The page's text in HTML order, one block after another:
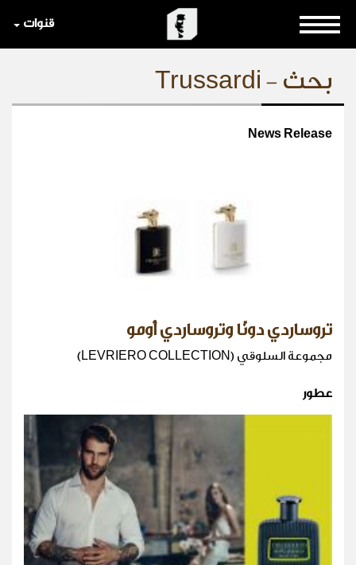
قنوات
بحث - Trussardi
News Release
تروساردي دونّا وتروساردي أومو
مجموعة السلوقي (LEVRIERO COLLECTION)
عطور